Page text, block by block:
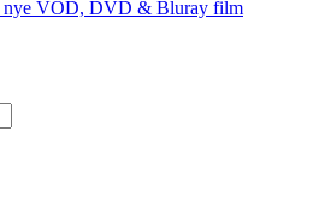
nye VOD, DVD & Bluray film